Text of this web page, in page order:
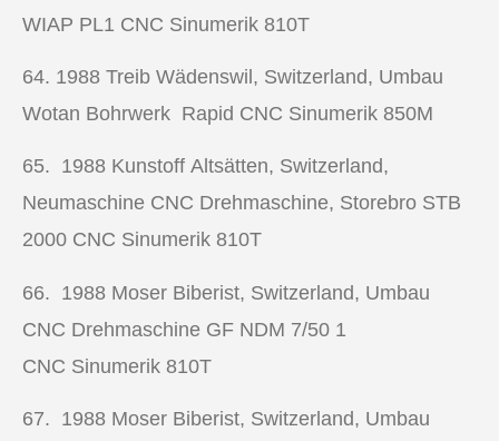
WIAP PL1 CNC Sinumerik 810T
64. 1988 Treib Wädenswil, Switzerland, Umbau
Wotan Bohrwerk Rapid CNC Sinumerik 850M
65. 1988 Kunstoff Altsätten, Switzerland,
Neumaschine CNC Drehmaschine, Storebro STB
2000 CNC Sinumerik 810T
66. 1988 Moser Biberist, Switzerland, Umbau
CNC Drehmaschine GF NDM 7/50 1
CNC Sinumerik 810T
67. 1988 Moser Biberist, Switzerland, Umbau